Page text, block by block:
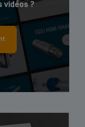
vidéos ?